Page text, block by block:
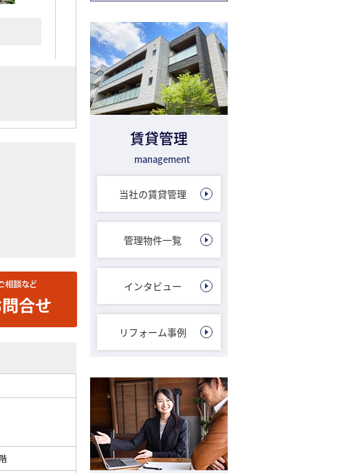
賃貸管理
management
当社の賃貸管理
管理物件一覧
インタビュー
リフォーム事例